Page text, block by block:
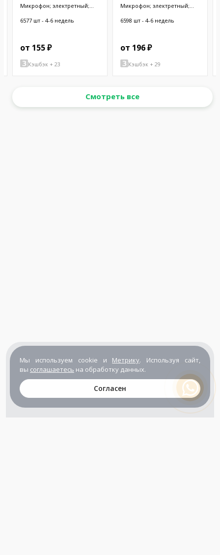
Микрофон; электретный;
Ø9,7x4,5мм; SMT
6577 шт - 4-6 недель
от 155 ₽
Кэшбэк + 23
Микрофон; электретный;
Ø9,4x6,5мм; SMT
6598 шт - 4-6 недель
от 196 ₽
Кэшбэк + 29
Смотреть все
Мы используем cookie и Метрику. Используя сайт,
вы соглашаетесь на обработку данных.
Согласен